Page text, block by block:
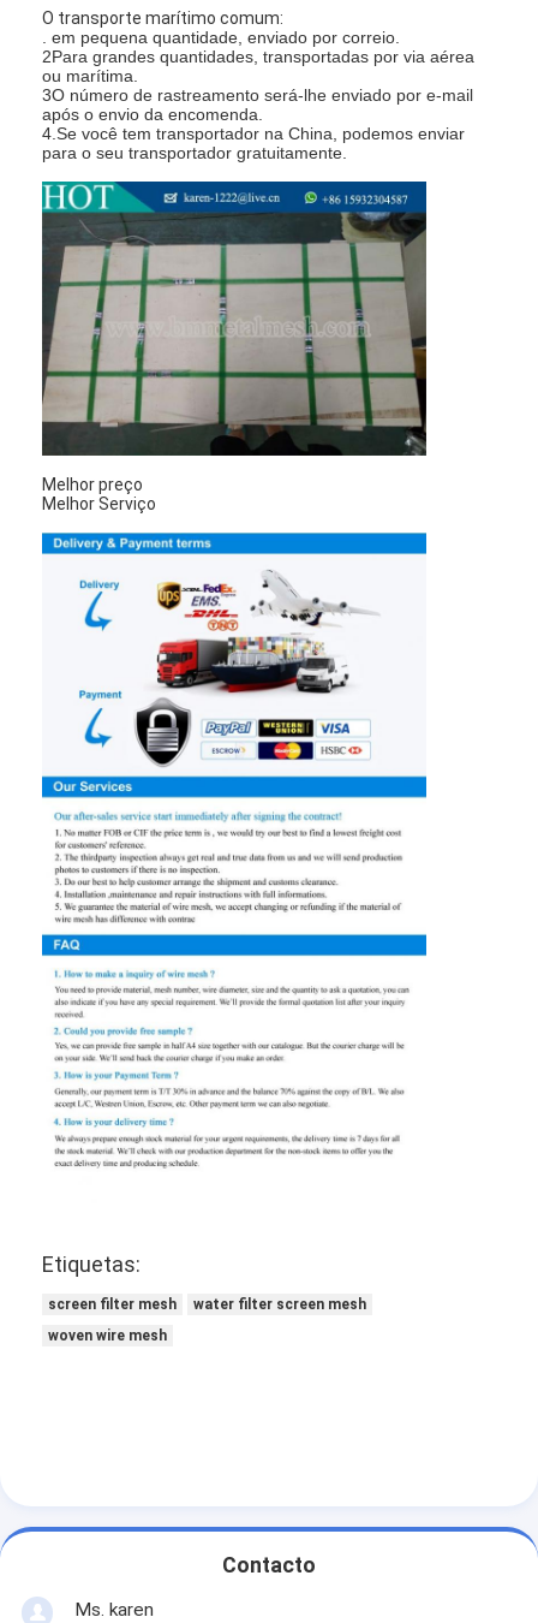
O transporte marítimo comum:
. em pequena quantidade, enviado por correio.
2Para grandes quantidades, transportadas por via aérea
ou marítima.
3O número de rastreamento será-lhe enviado por e-mail
após o envio da encomenda.
4.Se você tem transportador na China, podemos enviar
para o seu transportador gratuitamente.
Melhor preço
Melhor Serviço
Etiquetas:
screen filter mesh
water filter screen mesh
woven wire mesh
Contacto
Ms. karen